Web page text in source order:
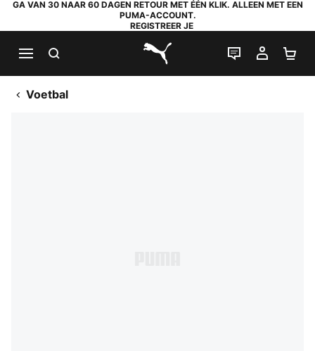
GA VAN 30 NAAR 60 DAGEN RETOUR MET ÉÉN KLIK. ALLEEN MET EEN
PUMA-ACCOUNT.
REGISTREER JE
PUMA.com
LIVE CHAT
MIJN
Voetbal